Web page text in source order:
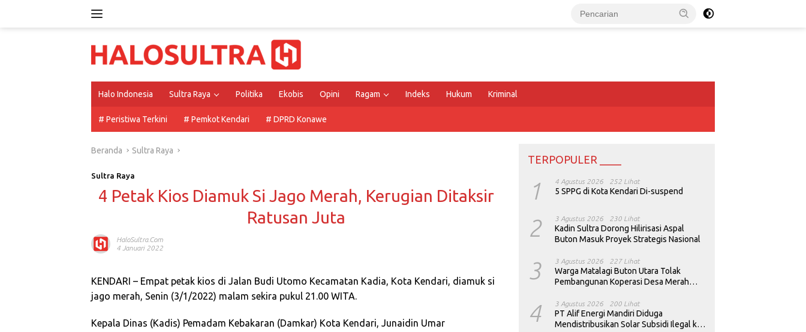
Halo Indonesia Sultra Raya Politika Ekobis Opini Ragam Indeks Hukum Kriminal
# Peristiwa Terkini # Pemkot Kendari # DPRD Konawe
Beranda Sultra Raya
Sultra Raya
4 Petak Kios Diamuk Si Jago Merah, Kerugian Ditaksir
Ratusan Juta
HaloSultra.com
4 Januari 2022
KENDARI – Empat petak kios di Jalan Budi Utomo Kecamatan Kadia, Kota Kendari, diamuk si
jago merah, Senin (3/1/2022) malam sekira pukul 21.00 WITA.
Kepala Dinas (Kadis) Pemadam Kebakaran (Damkar) Kota Kendari, Junaidin Umar
TERPOPULER ____
1 4 Agustus 2026 252 Lihat
5 SPPG di Kota Kendari Di-suspend
2 3 Agustus 2026 230 Lihat
Kadin Sultra Dorong Hilirisasi Aspal
Buton Masuk Proyek Strategis Nasional
3 3 Agustus 2026 227 Lihat
Warga Matalagi Buton Utara Tolak
Pembangunan Koperasi Desa Merah
4 3 Agustus 2026 200 Lihat
PT Alif Energi Mandiri Diduga
Mendistribusikan Solar Subsidi Ilegal ke